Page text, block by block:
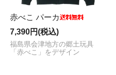
赤べこ パーカ
7,390円(税込)
福島県会津地方の郷土玩具
「赤べこ」をデザイン